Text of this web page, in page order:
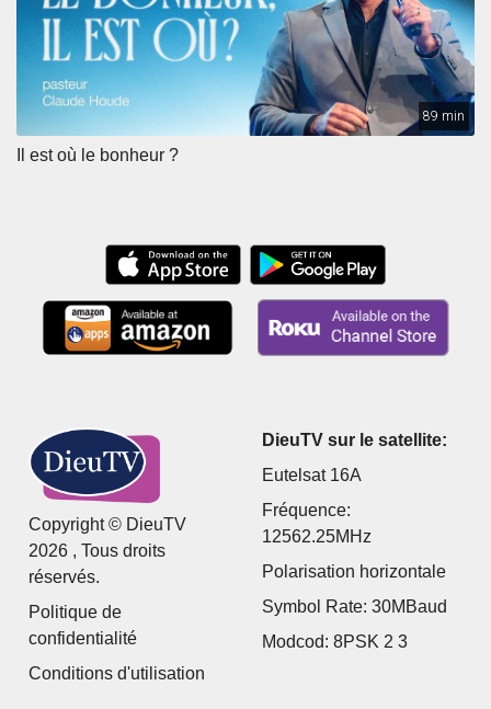
89 min
Il est où le bonheur ?
Copyright © DieuTV
2026 , Tous droits
réservés.
Politique de
confidentialité
Conditions d'utilisation
DieuTV sur le satellite:
Eutelsat 16A
Fréquence:
12562.25MHz
Polarisation horizontale
Symbol Rate: 30MBaud
Modcod: 8PSK 2 3